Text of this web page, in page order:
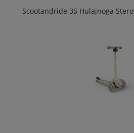
Scootandride 3S Hulajnoga